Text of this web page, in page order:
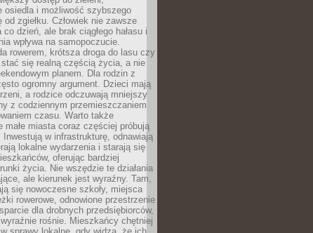
osiedla i możliwość szybszego
od zgiełku. Człowiek nie zawsze
dzień, ale brak ciągłego hałasu i
wpływa na samopoczucie.
rowerem, krótsza droga do lasu czy
stać się realną częścią życia, a nie
planem. Dla rodzin z
ogromny argument. Dzieci mają
a rodzice odczuwają mniejszy
z codziennym przemieszczaniem
czasu. Warto także
małe miasta coraz częściej próbują
w infrastrukturę, odnawiają
lokalne wydarzenia i starają się
oferując bardziej
życia. Nie wszędzie te działania
ale kierunek jest wyraźny. Tam,
się nowoczesne szkoły, miejsca
rowerowe, odnowione przestrzenie
dla drobnych przedsiębiorców,
rośnie. Mieszkańcy chętniej